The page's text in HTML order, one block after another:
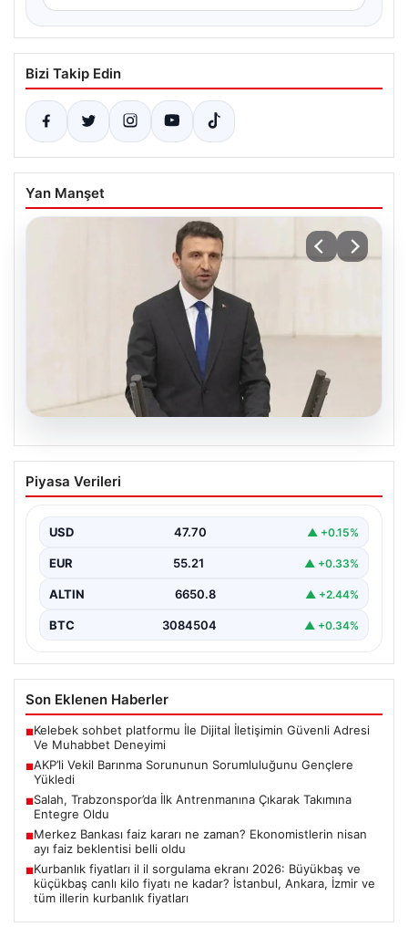
Bizi Takip Edin
Yan Manşet
07.08.2026
AKP’li Vekil Barınma Sorununun
Sorumluluğunu Gençlere Yükledi
Kurulu'nda yapılan tartışmalarla bir kez daha gündeme…
Piyasa Verileri
USD 47.70 ▲ +0.15%
EUR 55.21 ▲ +0.33%
ALTIN 6650.8 ▲ +2.44%
BTC 3084504 ▲ +0.34%
Son Eklenen Haberler
■Kelebek sohbet platformu İle Dijital İletişimin Güvenli Adresi
Ve Muhabbet Deneyimi
■AKP’li Vekil Barınma Sorununun Sorumluluğunu Gençlere
Yükledi
■Salah, Trabzonspor’da İlk Antrenmanına Çıkarak Takımına
Entegre Oldu
■Merkez Bankası faiz kararı ne zaman? Ekonomistlerin nisan
ayı faiz beklentisi belli oldu
■Kurbanlık fiyatları il il sorgulama ekranı 2026: Büyükbaş ve
küçükbaş canlı kilo fiyatı ne kadar? İstanbul, Ankara, İzmir ve
tüm illerin kurbanlık fiyatları